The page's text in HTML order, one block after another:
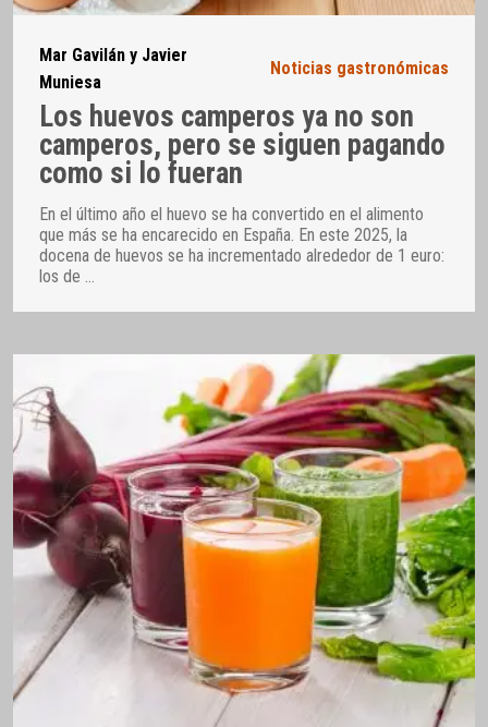
Mar Gavilán y Javier
Muniesa
Noticias gastronómicas
Los huevos camperos ya no son
camperos, pero se siguen pagando
como si lo fueran
En el último año el huevo se ha convertido en el alimento
que más se ha encarecido en España. En este 2025, la
docena de huevos se ha incrementado alrededor de 1 euro:
los de